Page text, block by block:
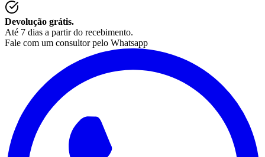
Devolução grátis.
Até 7 dias a partir do recebimento.
Fale com um consultor pelo Whatsapp